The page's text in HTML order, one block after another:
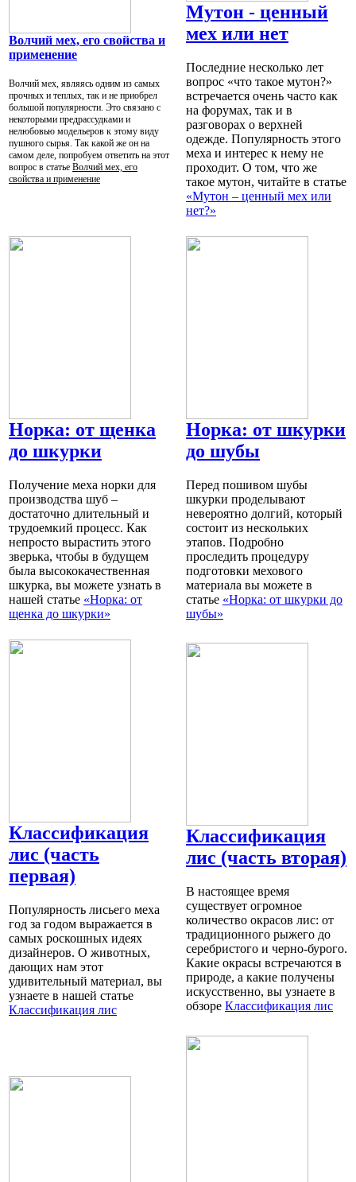
Волчий мех, его свойства и
применение
Волчий мех, являясь одним из самых
прочных и теплых, так и не приобрел
большой популярности. Это связано с
некоторыми предрассудками и
нелюбовью модельеров к этому виду
пушного сырья. Так какой же он на
самом деле, попробуем ответить на этот
вопрос в статье Волчий мех, его
свойства и применение
Мутон - ценный
мех или нет
Последние несколько лет
вопрос «что такое мутон?»
встречается очень часто как
на форумах, так и в
разговорах о верхней
одежде. Популярность этого
меха и интерес к нему не
проходит. О том, что же
такое мутон, читайте в статье
«Мутон – ценный мех или
нет?»
Норка: от щенка
до шкурки
Получение меха норки для
производства шуб –
достаточно длительный и
трудоемкий процесс. Как
непросто вырастить этого
зверька, чтобы в будущем
была высококачественная
шкурка, вы можете узнать в
нашей статье «Норка: от
щенка до шкурки»
Норка: от шкурки
до шубы
Перед пошивом шубы
шкурки проделывают
невероятно долгий, который
состоит из нескольких
этапов. Подробно
проследить процедуру
подготовки мехового
материала вы можете в
статье «Норка: от шкурки до
шубы»
Классификация
лис (часть
первая)
Популярность лисьего меха
год за годом выражается в
самых роскошных идеях
дизайнеров. О животных,
дающих нам этот
удивительный материал, вы
узнаете в нашей статье
Классификация лис
Классификация
лис (часть вторая)
В настоящее время
существует огромное
количество окрасов лис: от
традиционного рыжего до
серебристого и черно-бурого.
Какие окрасы встречаются в
природе, а какие получены
искусственно, вы узнаете в
обзоре Классификация лис